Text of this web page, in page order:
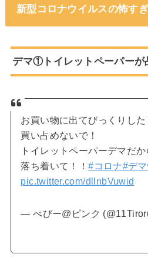
新型コロナウイルスの怖す
デマ①トイレットペーパーが
お買い物に出てびっくりした
買い占めないで！
トイレットペーパーデマだか
落ち着いて！！#コロナ#デ
pic.twitter.com/dllnbVuwid
— べびー@ピンク